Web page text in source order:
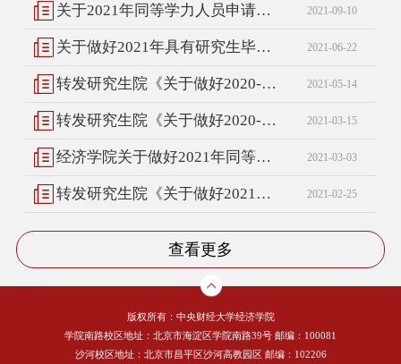
关于2021年同等学力人员申请硕士学位论文开题的通知 2021-09-10
关于做好2021年具有研究生毕业同等学力人员申请硕士学位工作的预通知 2021-06-22
转发研究生院《关于做好2020-2021学年第二学期同等学力人员申请硕士学位题库考试报名工作的通知 》 2021-05-14
转发研究生院《关于做好2020-2021学年第二学期京外考点同等学力人员申请硕士学位题库考试报名工作的通知》 2021-03-15
经济学院关于做好2021年同等学力人员申请硕士学位网上信息采集和现场确认的通知 2021-03-03
转发研究生院《关于做好2021年同等学力人员申请硕士学位全国统考报名工作的通知》 2021-02-25
查看更多
版权所有：中央财经大学经济学院
学院南路校区地址：北京市海淀区学院南路39号 邮编：100081
沙河校区地址：北京市昌平区沙河高教园区 邮编：102206